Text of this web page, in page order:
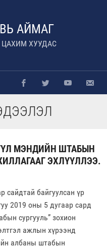
АЙМАГ
ХУУДАС
МЭНДИЙН ШТАБЫН
ЭХЛҮҮЛЛЭЭ.
байгуулсан үр
2019 оны 5 дугаар сард
сургууль” зохион
ажлын хүрээнд
албаны штабын